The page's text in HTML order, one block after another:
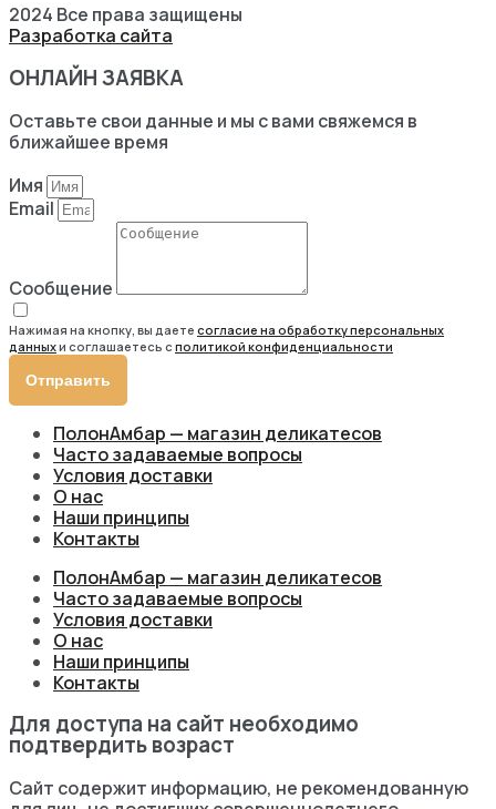
2024 Все права защищены
Разработка сайта
ОНЛАЙН ЗАЯВКА
Оставьте свои данные и мы с вами свяжемся в
ближайшее время
Имя
Email
Сообщение
Нажимая на кнопку, вы даете согласие на обработку персональных
данныхи соглашаетесь c политикой конфиденциальности
Отправить
ПолонАмбар — магазин деликатесов
Часто задаваемые вопросы
Условия доставки
О нас
Наши принципы
Контакты
ПолонАмбар — магазин деликатесов
Часто задаваемые вопросы
Условия доставки
О нас
Наши принципы
Контакты
Для доступа на сайт необходимо
подтвердить возраст
Сайт содержит информацию, не рекомендованную